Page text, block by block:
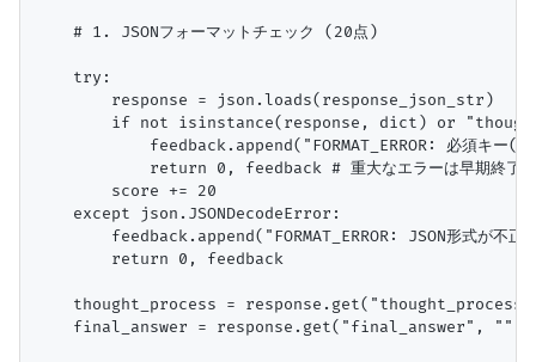
    # 1. JSONフォーマットチェック (20点)
    try:
        response = json.loads(response_json_str)
if not isinstance(response, dict) or
feedback.append("FORMAT_ERROR: 必須キー
            return 0, feedback # 重大なエラーは早期終了
        score += 20
    except json.JSONDecodeError:
feedback.append("FORMAT_ERROR: JSON形式が不正
        return 0, feedback
thought_process =
    final_answer = response.get("final_answer", "")